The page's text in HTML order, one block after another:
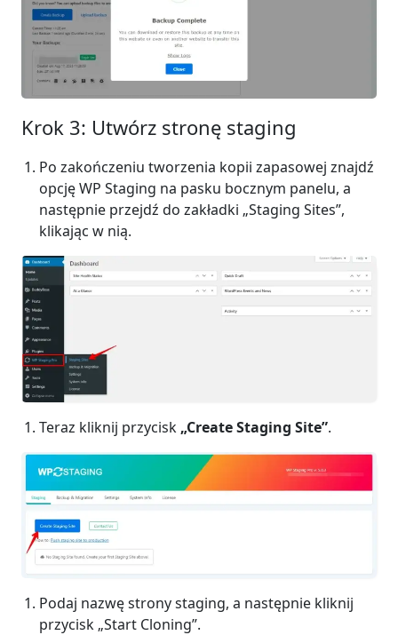
Krok 3: Utwórz stronę staging
Po zakończeniu tworzenia kopii zapasowej znajdź
opcję WP Staging na pasku bocznym panelu, a
następnie przejdź do zakładki „Staging Sites”,
klikając w nią.
Teraz kliknij przycisk „Create Staging Site”.
Podaj nazwę strony staging, a następnie kliknij
przycisk „Start Cloning”.